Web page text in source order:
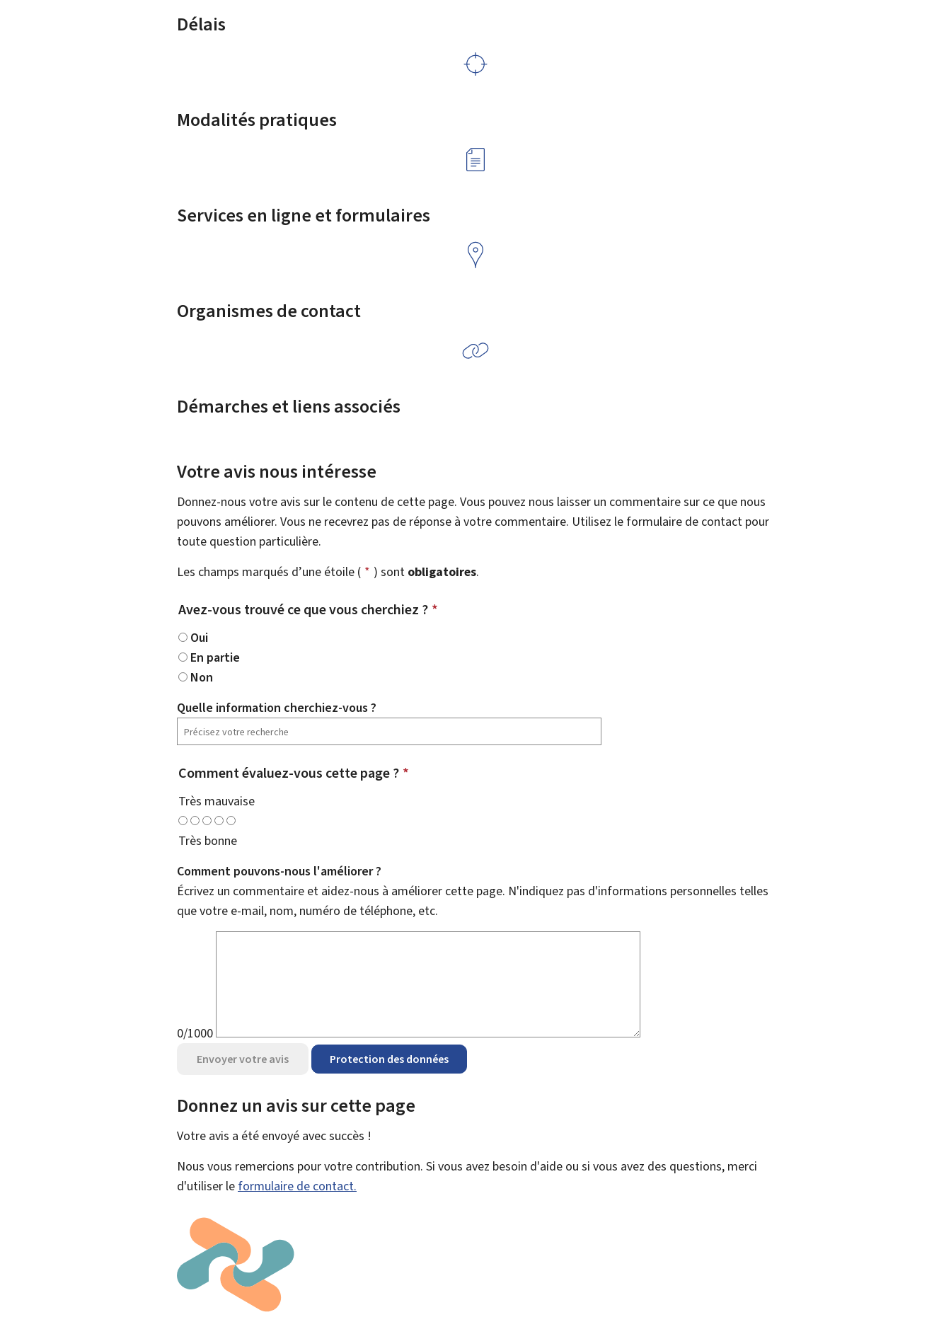
Délais
Modalités pratiques
Services en ligne et formulaires
Organismes de contact
Démarches et liens associés
Votre avis nous intéresse
Donnez-nous votre avis sur le contenu de cette page. Vous pouvez nous laisser un commentaire sur ce que nous
pouvons améliorer. Vous ne recevrez pas de réponse à votre commentaire. Utilisez le formulaire de contact pour
toute question particulière.
Les champs marqués d’une étoile ( * ) sont obligatoires.
Avez-vous trouvé ce que vous cherchiez ? *
Oui
En partie
Non
Quelle information cherchiez-vous ?
Comment évaluez-vous cette page ? *
Très mauvaise
Très bonne
Comment pouvons-nous l'améliorer ?
Écrivez un commentaire et aidez-nous à améliorer cette page. N'indiquez pas d'informations personnelles telles
que votre e-mail, nom, numéro de téléphone, etc.
0/1000
Envoyer votre avis Protection des données
Donnez un avis sur cette page
Votre avis a été envoyé avecsuccès !
Nous vous remercions pour votre contribution. Si vous avez besoin d'aide ou si vous avez des questions, merci
d'utiliser le formulaire de contact.